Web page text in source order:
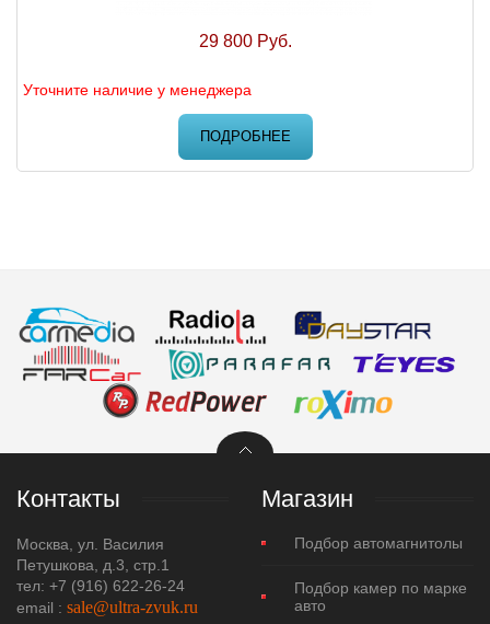
29 800 Руб.
Уточните наличие у менеджера
ПОДРОБНЕЕ
Контакты
Москва, ул. Василия
Петушкова, д.3, стр.1
тел: +7 (916) 622-26-24
еmail : sale@ultra-zvuk.ru
Магазин
Подбор автомагнитолы
Подбор камер по марке
авто